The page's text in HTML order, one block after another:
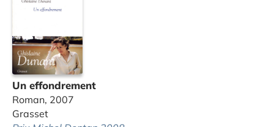
Un effondrement
Roman, 2007
Grasset